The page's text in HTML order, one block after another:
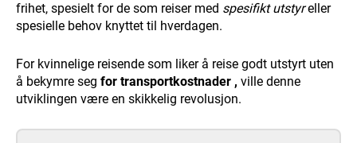
frihet, spesielt for de som reiser med spesifikt utstyreller
spesielle behov knyttet til hverdagen.
For kvinnelige reisende som liker å reise godt utstyrt uten
å bekymre seg for transportkostnader , ville denne
utviklingen være en skikkelig revolusjon.